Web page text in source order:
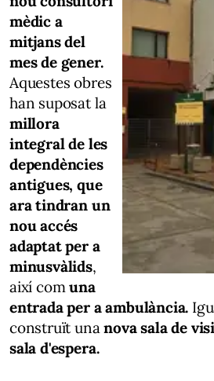
mèdic a
mitjans del
mes de gener.
Aquestes obres
han suposat la
millora
integral de les
dependències
antigues, que
ara tindran un
nou accés
adaptat per a
minusvàlids,
així comuna
entrada per a ambulància.
construït unanova sala de
sala d'espera.